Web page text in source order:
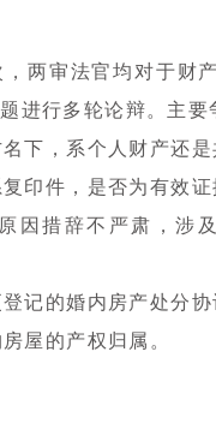
两审法官均对于财
进行多轮论辩。主要
下，系个人财产还是
印件，是否为有效证
因措辞不严肃，涉
记的婚内房产处分协
屋的产权归属。